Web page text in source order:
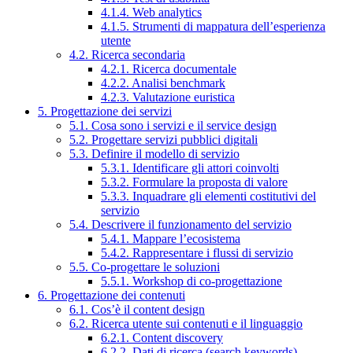
4.1.4. Web analytics
4.1.5. Strumenti di mappatura dell’esperienza
utente
4.2. Ricerca secondaria
4.2.1. Ricerca documentale
4.2.2. Analisi benchmark
4.2.3. Valutazione euristica
5. Progettazione dei servizi
5.1. Cosa sono i servizi e il service design
5.2. Progettare servizi pubblici digitali
5.3. Definire il modello di servizio
5.3.1. Identificare gli attori coinvolti
5.3.2. Formulare la proposta di valore
5.3.3. Inquadrare gli elementi costitutivi del
servizio
5.4. Descrivere il funzionamento del servizio
5.4.1. Mappare l’ecosistema
5.4.2. Rappresentare i flussi di servizio
5.5. Co-progettare le soluzioni
5.5.1. Workshop di co-progettazione
6. Progettazione dei contenuti
6.1. Cos’è il content design
6.2. Ricerca utente sui contenuti e il linguaggio
6.2.1. Content discovery